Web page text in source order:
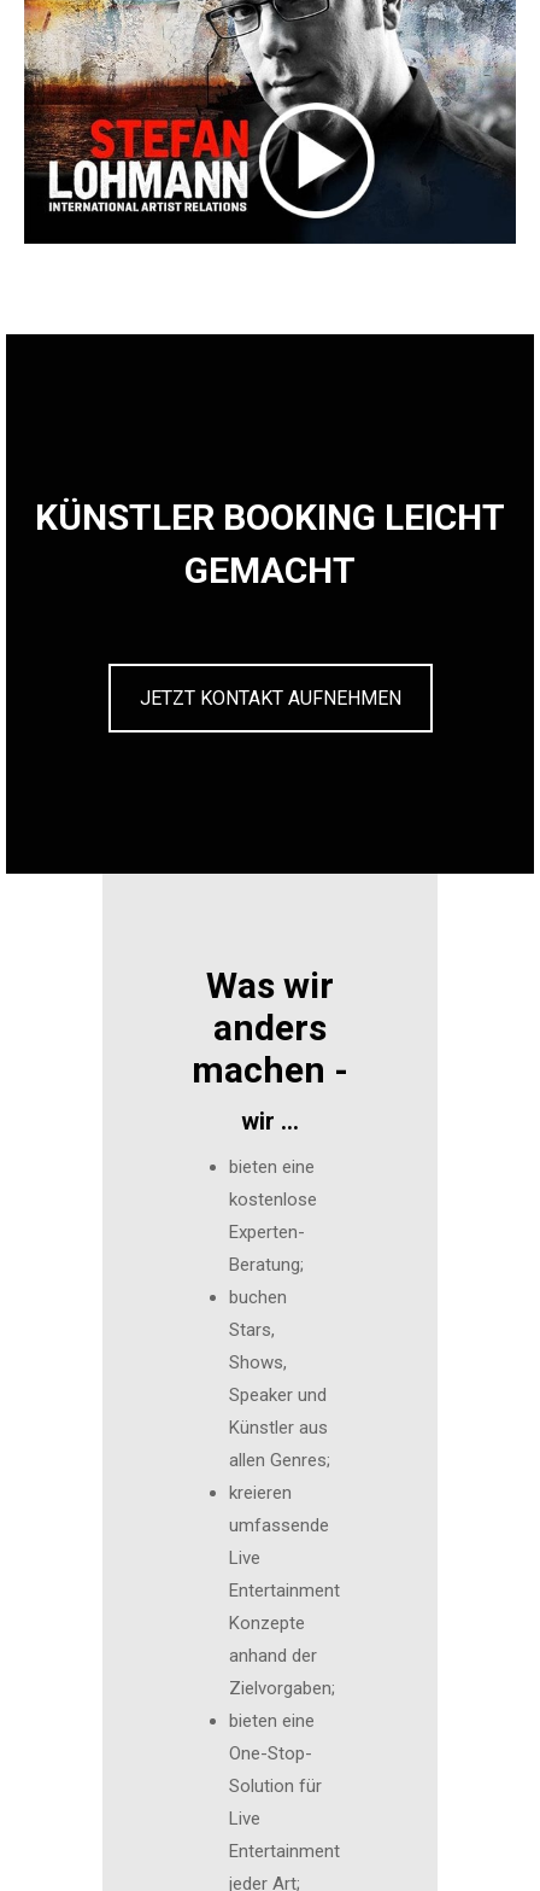
KÜNSTLER BOOKING LEICHT
GEMACHT
JETZT KONTAKT AUFNEHMEN
Was wir
anders
machen -
wir …
bieten eine
kostenlose
Experten-
Beratung;
buchen
Stars,
Shows,
Speaker und
Künstler aus
allen Genres;
kreieren
umfassende
Live
Entertainment
Konzepte
anhand der
Zielvorgaben;
bieten eine
One-Stop-
Solution für
Live
Entertainment
jeder Art;